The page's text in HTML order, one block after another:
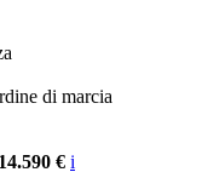
di marcia
€ i